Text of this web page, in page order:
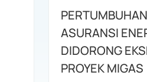
ASURANSI
DIDORONG
PROYEK MIGAS